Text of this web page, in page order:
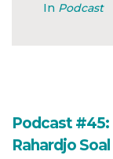
In Podcast
Podcast #45:
Rahardjo